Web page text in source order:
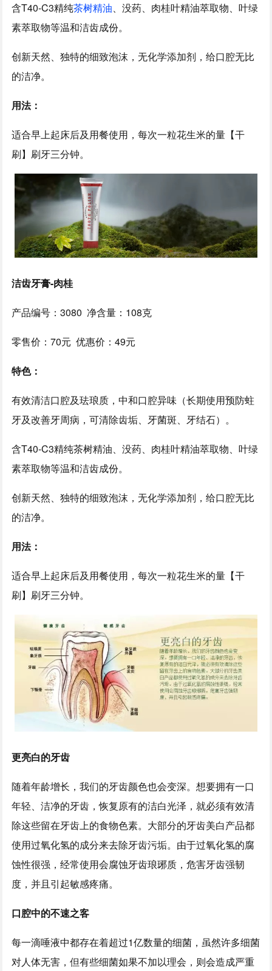
含T40-C3精纯茶树精油、没药、肉桂叶精油萃取物、叶绿
素萃取物等温和洁齿成份。
创新天然、独特的细致泡沫，无化学添加剂，给口腔无比
的洁净。
用法：
适合早上起床后及用餐使用，每次一粒花生米的量【干
刷】刷牙三分钟。
洁齿牙膏-肉桂
产品编号：3080 净含量：108克
零售价：70元 优惠价：49元
特色：
有效清洁口腔及珐琅质，中和口腔异味（长期使用预防蛀
牙及改善牙周病，可清除齿垢、牙菌斑、牙结石）。
含T40-C3精纯茶树精油、没药、肉桂叶精油萃取物、叶绿
素萃取物等温和洁齿成份。
创新天然、独特的细致泡沫，无化学添加剂，给口腔无比
的洁净。
用法：
适合早上起床后及用餐使用，每次一粒花生米的量【干
刷】刷牙三分钟。
更亮白的牙齿
随着年龄增长，我们的牙齿颜色也会变深。想要拥有一口
年轻、洁净的牙齿，恢复原有的洁白光泽，就必须有效清
除这些留在牙齿上的食物色素。大部分的牙齿美白产品都
使用过氧化氢的成分来去除牙齿污垢。由于过氧化氢的腐
蚀性很强，经常使用会腐蚀牙齿琅琊质，危害牙齿强韧
度，并且引起敏感疼痛。
口腔中的不速之客
每一滴唾液中都存在着超过1亿数量的细菌，虽然许多细菌
对人体无害，但有些细菌如果不加以理会，则会造成严重